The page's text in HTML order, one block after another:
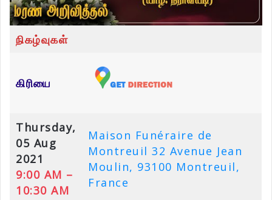
நிகழ்வுகள்
கிரியை
Thursday,
05 Aug
2021
9:00 AM –
10:30 AM
Maison Funéraire de
Montreuil 32 Avenue Jean
Moulin, 93100 Montreuil,
France